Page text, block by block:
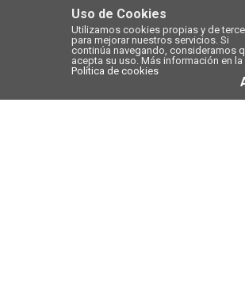
Uso de Cookies
Utilizamos cookies propias y de
para mejorar nuestros servicios. Si
continúa navegando, consideramos
acepta su uso. Más información en la
Política de cookies